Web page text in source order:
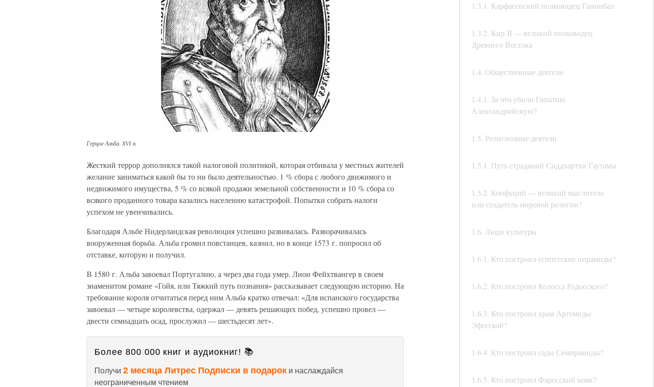
1.3.1. Карфагенский полководец Ганнибал
1.3.2. Кир II — великий полководец
Древнего Востока
1.4. Общественные деятели
1.4.1. За что убили Гипатию
Александрийскую?
1.5. Религиозные деятели
1.5.1. Путь страданий Сиддхартхи Гаутамы
1.5.2. Конфуций — великий мыслитель
или создатель мировой религии?
1.6. Люди культуры
1.6.1. Кто построил египетские пирамиды?
1.6.2. Кто построил Колосса Родосского?
1.6.3. Кто построил храм Артемиды
Эфесской?
1.6.4. Кто построил сады Семирамиды?
1.6.5. Кто построил Фаросский маяк?
Герцог Альба. XVI в.
Жесткий террор дополнялся такой налоговой политикой, которая отбивала у местных жителей
желание заниматься какой бы то ни было деятельностью. 1 % сбора с любого движимого и
недвижимого имущества, 5 % со всякой продажи земельной собственности и 10 % сбора со
всякого проданного товара казались населению катастрофой. Попытки собрать налоги
успехом не увенчивались.
Благодаря Альбе Нидерландская революция успешно развивалась. Разворачивалась
вооруженная борьба. Альба громил повстанцев, казнил, но в конце 1573 г. попросил об
отставке, которую и получил.
В 1580 г. Альба завоевал Португалию, а через два года умер. Лион Фейхтвангер в своем
знаменитом романе «Гойя, или Тяжкий путь познания» рассказывает следующую историю. На
требование короля отчитаться перед ним Альба кратко отвечал: «Для испанского государства
завоевал — четыре королевства, одержал — девять решающих побед, успешно провел —
двести семнадцать осад, прослужил — шестьдесят лет».
Более 800 000 книг и аудиокниг! 📚
Получи 2 месяца Литрес Подписки в подарок и наслаждайся
неограниченным чтением